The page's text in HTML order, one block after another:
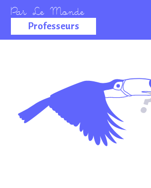
Professeurs
La salle des
professeurs